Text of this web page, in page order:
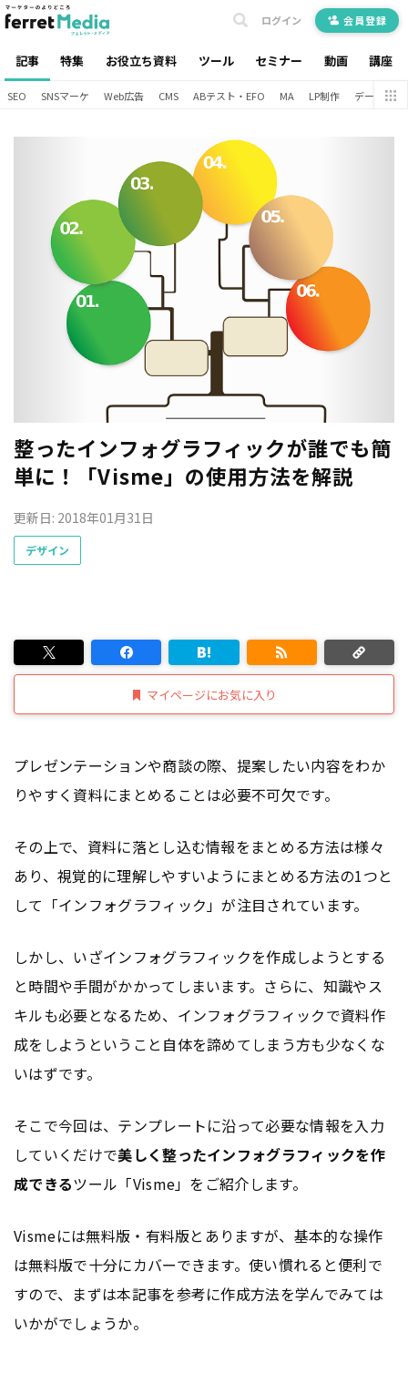
記事 特集 お役立ち資料 ツール セミナー 動画 講座
ログイン 会員登録
SEO SNSマーケ Web広告 CMS ABテスト・EFO MA LP制作 データ分析
整ったインフォグラフィックが誰でも簡
単に！「Visme」の使用方法を解説
更新日: 2018年01月31日
デザイン
マイページにお気に入り
プレゼンテーションや商談の際、提案したい内容をわか
りやすく資料にまとめることは必要不可欠です。
その上で、資料に落とし込む情報をまとめる方法は様々
あり、視覚的に理解しやすいようにまとめる方法の1つと
して「インフォグラフィック」が注目されています。
しかし、いざインフォグラフィックを作成しようとする
と時間や手間がかかってしまいます。さらに、知識やス
キルも必要となるため、インフォグラフィックで資料作
成をしようということ自体を諦めてしまう方も少なくな
いはずです。
そこで今回は、テンプレートに沿って必要な情報を入力
していくだけで美しく整ったインフォグラフィックを作
成できるツール「Visme」をご紹介します。
Vismeには無料版・有料版とありますが、基本的な操作
は無料版で十分にカバーできます。使い慣れると便利で
すので、まずは本記事を参考に作成方法を学んでみては
いかがでしょうか。